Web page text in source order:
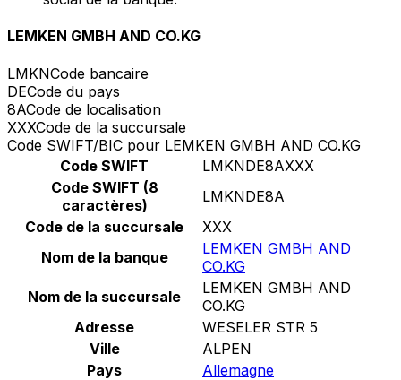
LEMKEN GMBH AND CO.KG
LMKNCode bancaire
DECode du pays
8ACode de localisation
XXXCode de la succursale
Code SWIFT/BIC pour LEMKEN GMBH AND CO.KG
Code SWIFT
LMKNDE8AXXX
Code SWIFT (8
caractères)
LMKNDE8A
Code de la succursale
XXX
Nom de la banque
LEMKEN GMBH AND
CO.KG
Nom de la succursale
LEMKEN GMBH AND
CO.KG
Adresse
WESELER STR 5
Ville
ALPEN
Pays
Allemagne